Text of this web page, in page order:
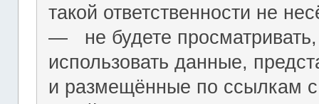
такой ответственности не
― не будете
использовать данные,
и размещённые по ссылкам